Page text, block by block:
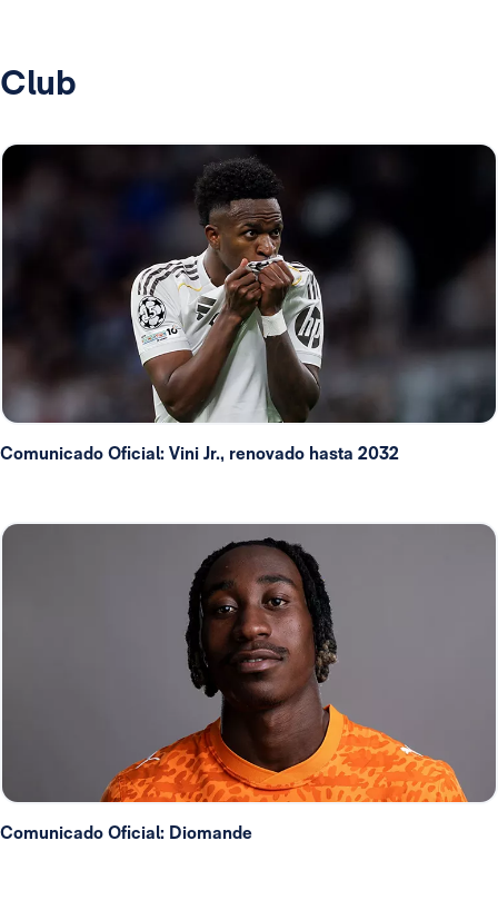
Club
Comunicado Oficial: Vini Jr., renovado hasta 2032
Comunicado Oficial: Diomande